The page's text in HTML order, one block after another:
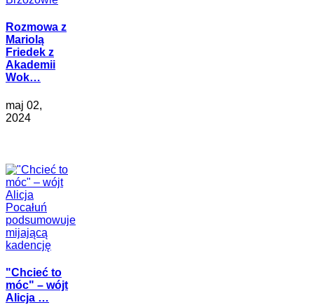
Rozmowa z
Mariolą
Friedek z
Akademii
Wok…
maj 02,
2024
"Chcieć to
móc" – wójt
Alicja …